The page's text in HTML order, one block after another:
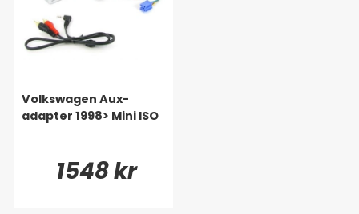
Volkswagen Aux-
adapter 1998> Mini ISO
1548 kr